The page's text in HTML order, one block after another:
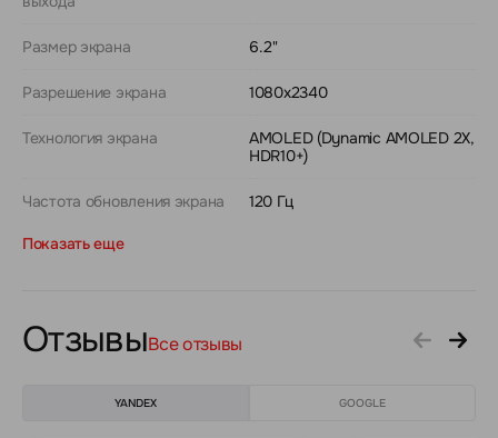
Размер экрана 6.2"
Разрешение экрана 1080x2340
Технология экрана
AMOLED (Dynamic AMOLED 2X,
HDR10+)
Частота обновления экрана 120 Гц
Показать еще
ОтзывыВсе отзывы
YANDEX GOOGLE